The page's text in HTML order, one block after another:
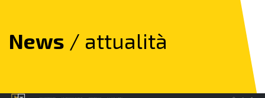
News / attualità